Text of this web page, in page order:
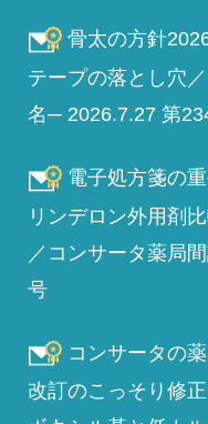
骨太の方針
テープの落とし穴
名─ 2026.7.27 第
電子処方箋の
リンデロン外用剤
／コンサータ薬局
号
コンサータの
改訂のこっそり修